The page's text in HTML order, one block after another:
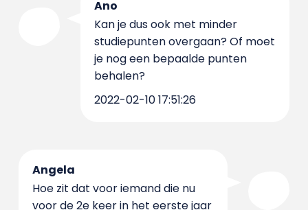
Ano
Kan je dus ook met minder
studiepunten overgaan? Of moet
je nog een bepaalde punten
behalen?
2022-02-10 17:51:26
Angela
Hoe zit dat voor iemand die nu
voor de 2e keer in het eerste jaar